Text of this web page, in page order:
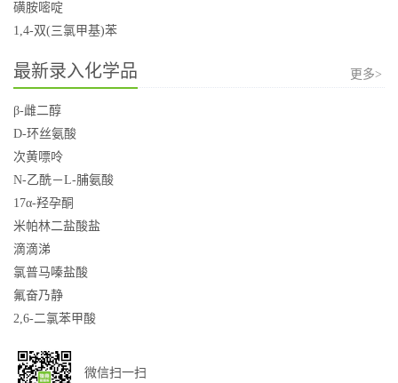
磺胺嘧啶
1,4-双(三氯甲基)苯
最新录入化学品 更多>
β-雌二醇
D-环丝氨酸
次黄嘌呤
N-乙酰－L-脯氨酸
17α-羟孕酮
米帕林二盐酸盐
滴滴涕
氯普马嗪盐酸
氟奋乃静
2,6-二氯苯甲酸
微信扫一扫